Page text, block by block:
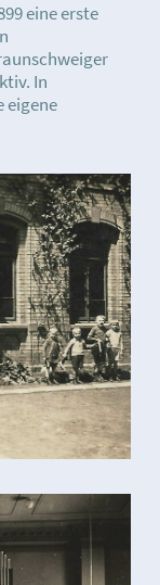
eine erste
In
eigene